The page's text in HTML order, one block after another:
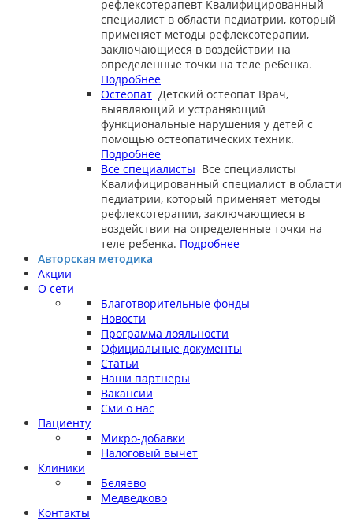
рефлексотерапевт Квалифицированный
специалист в области педиатрии, который
применяет методы рефлексотерапии,
заключающиеся в воздействии на
определенные точки на теле ребенка.
Подробнее
Остеопат Детский остеопат Врач,
выявляющий и устраняющий
функциональные нарушения у детей с
помощью остеопатических техник.
Подробнее
Все специалисты Все специалисты
Квалифицированный специалист в области
педиатрии, который применяет методы
рефлексотерапии, заключающиеся в
воздействии на определенные точки на
теле ребенка. Подробнее
Авторская методика
Акции
О сети
Благотворительные фонды
Новости
Программа лояльности
Официальные документы
Статьи
Наши партнеры
Вакансии
Сми о нас
Пациенту
Микро-добавки
Налоговый вычет
Клиники
Беляево
Медведково
Контакты